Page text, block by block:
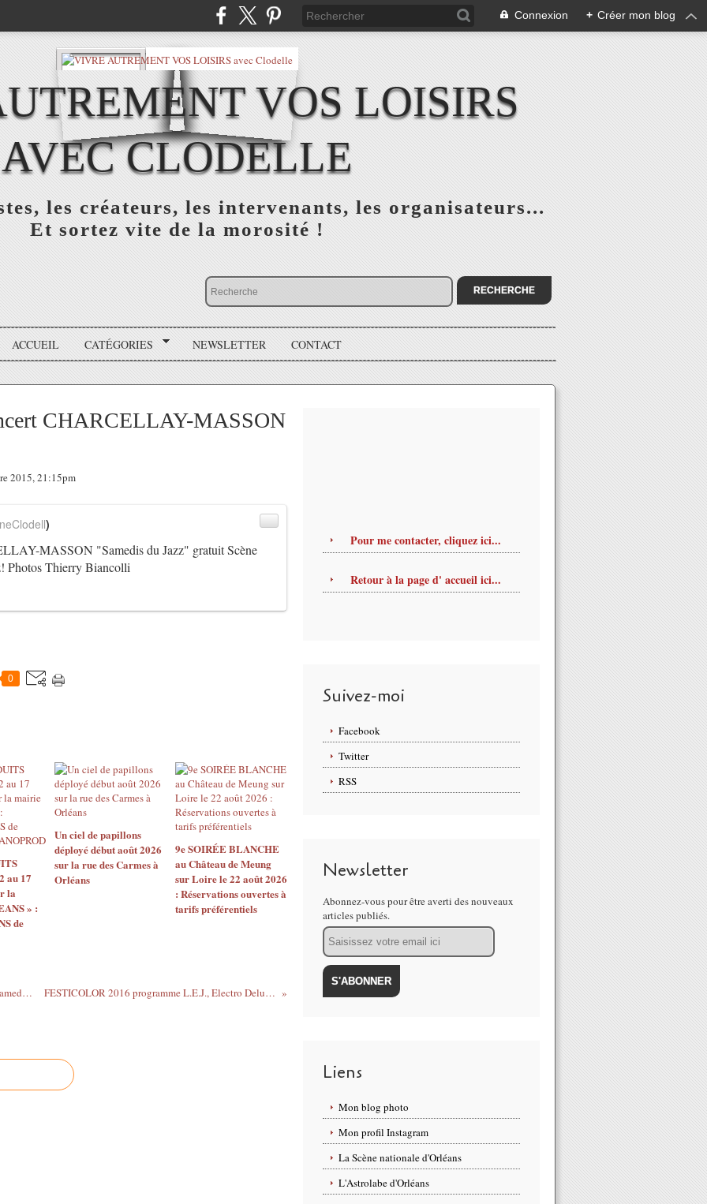
Connexion + Créer mon blog
VOS LOISIRS
AVEC CLODELLE
les créateurs, les intervenants, les organisateurs...
Et sortez vite de la morosité !
ACCUEIL CATÉGORIES NEWSLETTER CONTACT
CHARCELLAY-MASSON
2015, 21:15pm
MASSON "Samedis du Jazz" gratuit Scène
Photos Thierry Biancolli
)
0
au 17
la
» :
de
Un ciel de papillons
déployé début août 2026
sur la rue des Carmes à
Orléans
9e SOIRÉE BLANCHE
au Château de Meung
sur Loire le 22 août 2026
: Réservations ouvertes à
tarifs préférentiels
Le duo CHARCELLAY-MASSON aux “Samedis du Jazz” le 14 novembre 2015 GRATUIT FESTICOLOR 2016 programme L.E.J., Electro Deluxe, Rémila, Boulevard des Airs, Lamuzgueule...
Pour me contacter, cliquez ici...
Retour à la page d' accueil ici...
Suivez-moi
Facebook
Twitter
RSS
Newsletter
Abonnez-vous pour être averti des nouveaux
articles publiés.
Email
Liens
Mon blog photo
Mon profil Instagram
La Scène nationale d'Orléans
L'Astrolabe d'Orléans